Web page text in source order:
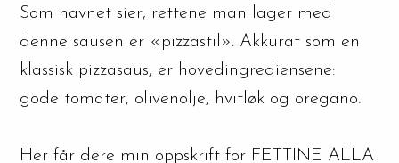
Som navnet sier, rettene man lager med
denne sausen er «pizzastil». Akkurat som en
klassisk pizzasaus, er hovedingrediensene:
gode tomater, olivenolje, hvitløk og oregano.
Her får dere min oppskrift for FETTINE ALLA